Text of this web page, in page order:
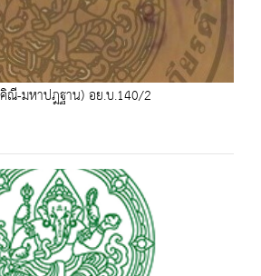
ณี-มหาปฎฐาน) อย.บ.140/2